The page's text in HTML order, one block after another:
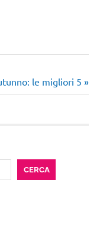
le migliori 5
CERCA